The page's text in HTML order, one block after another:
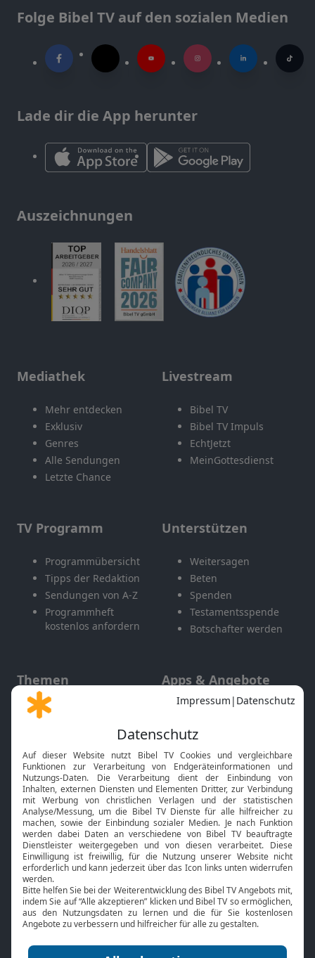
Folge Bibel TV auf den sozialen Medien
Lade dir die App herunter
Auszeichnungen
Mediathek
Mehr entdecken
Exklusiv
Genres
Alle Sendungen
Letzte Chance
Livestream
Bibel TV
Bibel TV Impuls
EchtJetzt
MeinGottesdienst
TV Programm
Programmübersicht
Tipps der Redaktion
Sendungen von A-Z
Programmheft
kostenlos anfordern
Unterstützen
Weitersagen
Beten
Spenden
Testamentsspende
Botschafter werden
Themen
Gott und Bibel erklärt
Neuigkeiten
Apps & Angebote
Mobile App
Smart TV
HbbTV
Bibelthek Online-Bibel
Nächster Gottesdienst
Bibel TV
Über uns
Jobs
Mediadaten
Service
Kontakt
TV-Empfang